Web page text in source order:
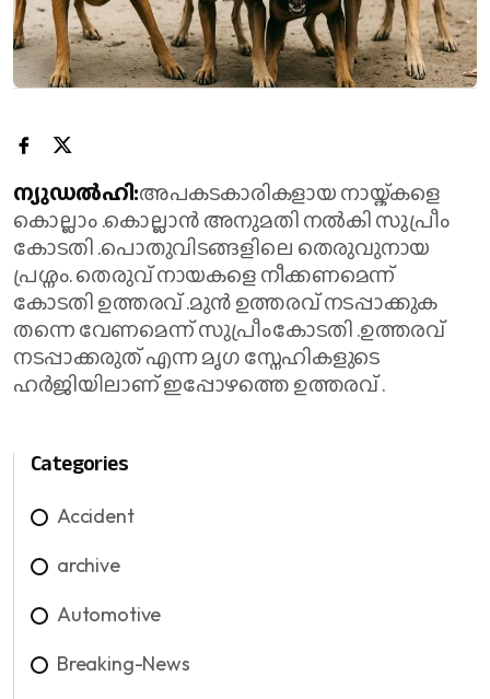
ന്യുഡൽഹി:അപകടകാരികളായ നായ്ക്കളെ
കൊല്ലാം .കൊല്ലാൻ അനുമതി നൽകി സുപ്രീം
കോടതി .പൊതുവിടങ്ങളിലെ തെരുവുനായ
പ്രശ്നം. തെരുവ് നായകളെ നീക്കണമെന്ന്
കോടതി ഉത്തരവ് .മുൻ ഉത്തരവ് നടപ്പാക്കുക
തന്നെ വേണമെന്ന് സുപ്രീംകോടതി .ഉത്തരവ്
നടപ്പാക്കരുത് എന്ന മൃഗ സ്നേഹികളുടെ
ഹർജിയിലാണ് ഇപ്പോഴത്തെ ഉത്തരവ് .
Categories
Accident
archive
Automotive
Breaking-News